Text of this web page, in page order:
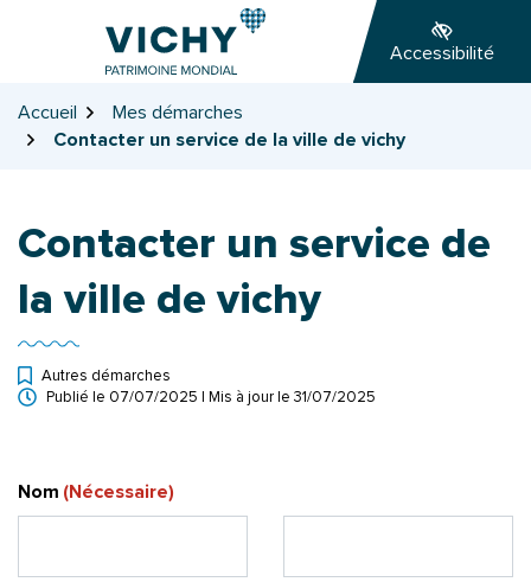
page
Accessibilité
Accueil
Mes démarches
Contacter un service de la ville de vichy
Contacter un service de
la ville de vichy
Autres démarches
Publié le 07/07/2025 | Mis à jour le 31/07/2025
Nom (Nécessaire)